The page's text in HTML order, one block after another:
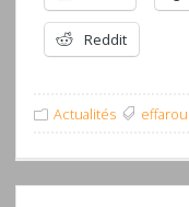
Reddit
Actualités